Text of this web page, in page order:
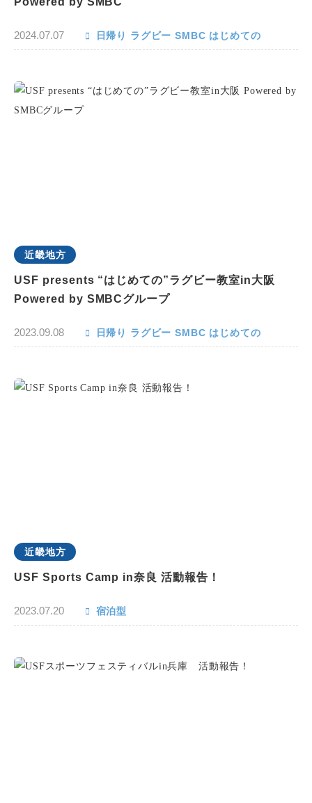
2024.07.07 日帰り ラグビー SMBC はじめての
近畿地方
USF presents “はじめての”ラグビー教室in大阪
Powered by SMBCグループ
2023.09.08 日帰り ラグビー SMBC はじめての
近畿地方
USF Sports Camp in奈良 活動報告！
2023.07.20 宿泊型